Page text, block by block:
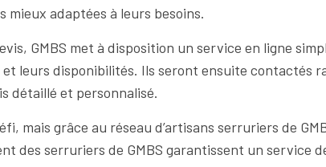
mieux adaptées à leurs besoins.
GMBS met à disposition un service en ligne
leurs disponibilités. Ils seront ensuite contactés
détaillé et personnalisé.
mais grâce au réseau d’artisans serruriers de
des serruriers de GMBS garantissent un service